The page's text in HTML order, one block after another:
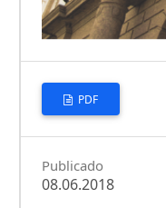
PDF
Publicado
08.06.2018